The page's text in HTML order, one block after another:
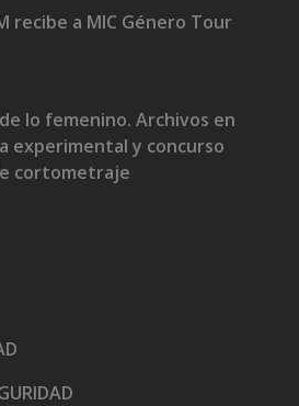
a Gilberto Martínez Solares
recibe a MIC Género Tour
lo femenino. Archivos en
experimental y concurso
cortometraje